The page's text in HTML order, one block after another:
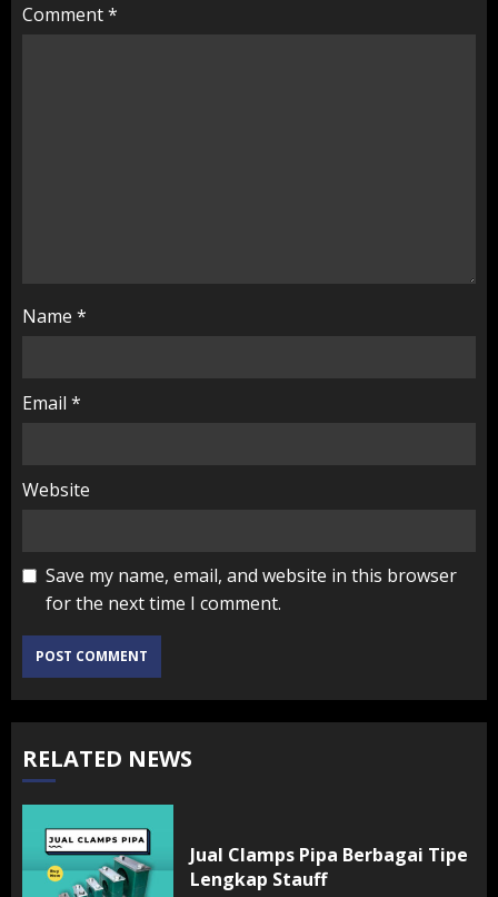
Comment*
Name *
Email *
Website
Save my name, email, and website in this browser
for the next time I comment.
RELATED NEWS
Jual Clamps Pipa Berbagai Tipe
Lengkap Stauff